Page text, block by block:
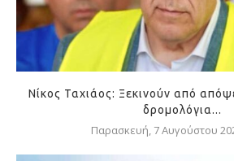
Νίκος Ταχιάος: Ξεκινούν από
δρομολόγια...
Παρασκευή, 7 Αυγούστου